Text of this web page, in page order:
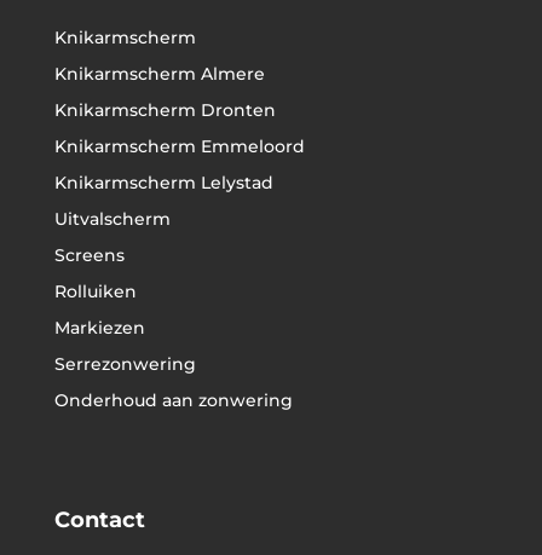
Knikarmscherm
Knikarmscherm Almere
Knikarmscherm Dronten
Knikarmscherm Emmeloord
Knikarmscherm Lelystad
Uitvalscherm
Screens
Rolluiken
Markiezen
Serrezonwering
Onderhoud aan zonwering
Contact